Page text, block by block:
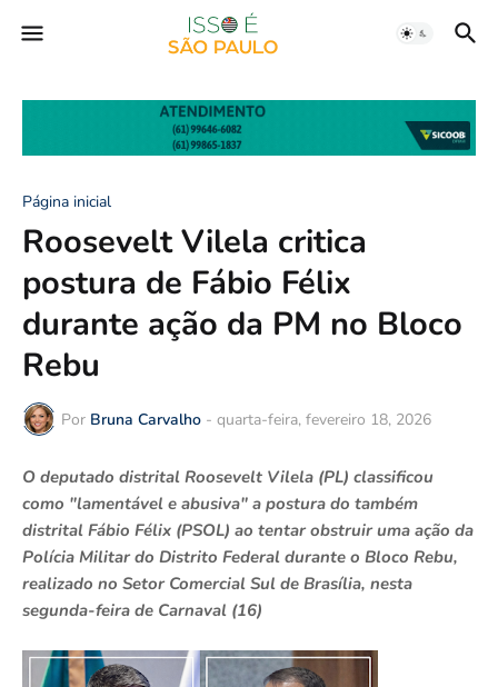
Página inicial
Roosevelt Vilela critica
postura de Fábio Félix
durante ação da PM no Bloco
Rebu
Por Bruna Carvalho - quarta-feira, fevereiro 18, 2026
O deputado distrital Roosevelt Vilela (PL) classificou
como "lamentável e abusiva" a postura do também
distrital Fábio Félix (PSOL) ao tentar obstruir uma ação da
Polícia Militar do Distrito Federal durante o Bloco Rebu,
realizado no Setor Comercial Sul de Brasília, nesta
segunda-feira de Carnaval (16)